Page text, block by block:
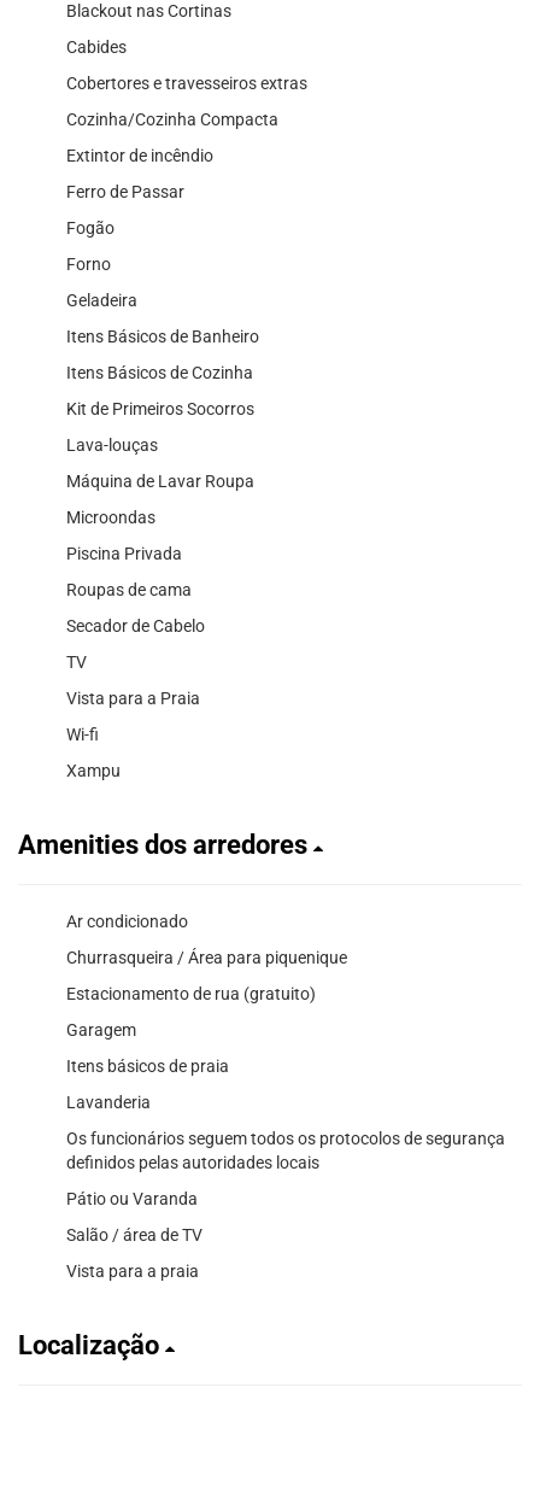
Blackout nas Cortinas
Cabides
Cobertores e travesseiros extras
Cozinha/Cozinha Compacta
Extintor de incêndio
Ferro de Passar
Fogão
Forno
Geladeira
Itens Básicos de Banheiro
Itens Básicos de Cozinha
Kit de Primeiros Socorros
Lava-louças
Máquina de Lavar Roupa
Microondas
Piscina Privada
Roupas de cama
Secador de Cabelo
TV
Vista para a Praia
Wi-fi
Xampu
Amenities dos arredores
Ar condicionado
Churrasqueira / Área para piquenique
Estacionamento de rua (gratuito)
Garagem
Itens básicos de praia
Lavanderia
Os funcionários seguem todos os protocolos de segurança
definidos pelas autoridades locais
Pátio ou Varanda
Salão / área de TV
Vista para a praia
Localização